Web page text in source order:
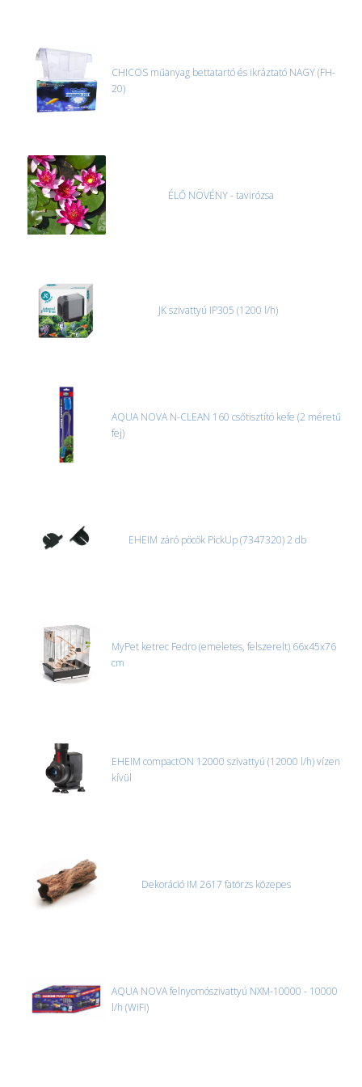
CHICOS műanyag bettatartó és ikráztató NAGY (FH-
20)
ÉLŐ NÖVÉNY - tavirózsa
JK szivattyú IP305 (1200 l/h)
AQUA NOVA N-CLEAN 160 csőtisztító kefe (2 méretű
fej)
EHEIM záró pöcök PickUp (7347320) 2 db
MyPet ketrec Fedro (emeletes, felszerelt) 66x45x76
cm
EHEIM compactON 12000 szivattyú (12000 l/h) vízen
kívül
Dekoráció IM 2617 fatörzs közepes
AQUA NOVA felnyomószivattyú NXM-10000 - 10000
l/h (WiFi)